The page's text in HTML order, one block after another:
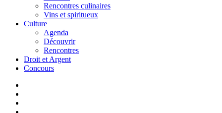
Rencontres culinaires
Vins et spiritueux
Culture
Agenda
Découvrir
Rencontres
Droit et Argent
Concours